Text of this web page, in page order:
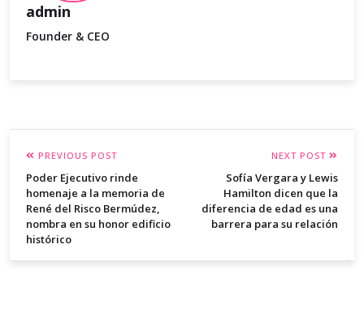
admin
Founder & CEO
PREVIOUS POST
Poder Ejecutivo rinde
homenaje a la memoria de
René del Risco Bermúdez,
nombra en su honor edificio
histórico
NEXT POST
Sofía Vergara y Lewis
Hamilton dicen que la
diferencia de edad es una
barrera para su relación